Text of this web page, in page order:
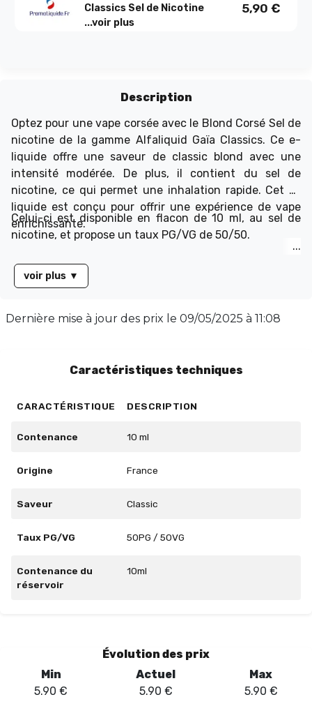
Classics Sel de Nicotine
...voir plus
5,90 €
Description
Optez pour une vape corsée avec le Blond Corsé Sel de
nicotine de la gamme Alfaliquid Gaïa Classics. Ce e-
liquide offre une saveur de classic blond avec une
intensité modérée. De plus, il contient du sel de
nicotine, ce qui permet une inhalation rapide. Cet e-
liquide est conçu pour offrir une expérience de vape
enrichissante.
Celui-ci est disponible en flacon de 10 ml, au sel de
nicotine, et propose un taux PG/VG de 50/50.
voir plus ▼
Dernière mise à jour des prix le 09/05/2025 à 11:08
Caractéristiques techniques
CARACTÉRISTIQUE DESCRIPTION
Contenance 10 ml
Origine France
Saveur Classic
Taux PG/VG 50PG / 50VG
Contenance du
réservoir
10ml
Évolution des prix
Min
5.90 €
Actuel
5.90 €
Max
5.90 €